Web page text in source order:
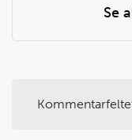
Bruk en
så mye som
Se